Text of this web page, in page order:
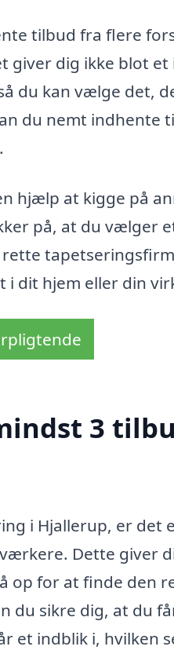
tilbud fra flere
giver dig ikke blot
du kan vælge det,
du nemt indhente
hjælp at kigge på
på, at du vælger
i dit hjem eller din
3
i Hjallerup, er
Dette giver
op for at finde den
du sikre dig, at du
et indblik i, hvilken